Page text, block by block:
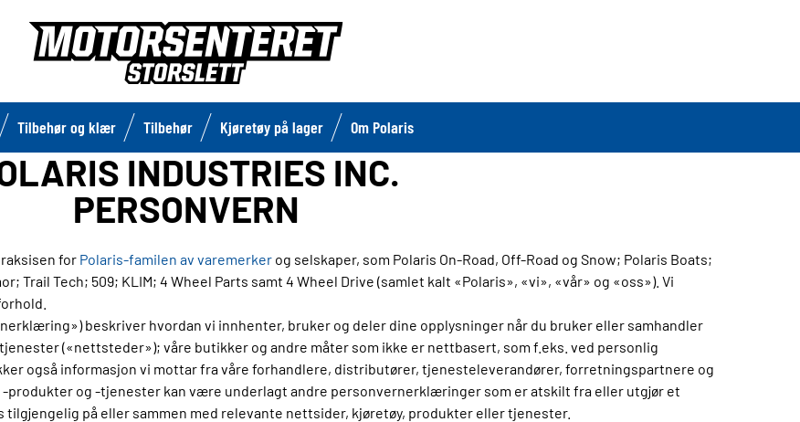
Tilbehør og klær Tilbehør Kjøretøy på lager Om Polaris
INDUSTRIES INC.
PERSONVERN
for Polaris-familen av varemerkerog selskaper, som Polaris On-Road, Off-Road og Snow; Polaris Boats;
Trail Tech; 509; KLIM; 4 Wheel Parts samt 4 Wheel Drive (samlet kalt «Polaris», «vi», «vår» og «oss»). Vi
beskriver hvordan vi innhenter, bruker og deler dine opplysninger når du bruker eller samhandler
(«nettsteder»); våre butikker og andre måter som ikke er nettbasert, som f.eks. ved personlig
også informasjon vi mottar fra våre forhandlere, distributører, tjenesteleverandører, forretningspartnere og
produkter og -tjenester kan være underlagt andre personvernerklæringer som er atskilt fra eller utgjør et
på eller sammen med relevante nettsider, kjøretøy, produkter eller tjenester.